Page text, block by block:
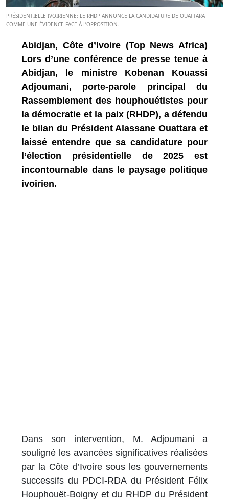
PRÉSIDENTIELLE IVOIRIENNE: LE RHDP ANNONCE LA CANDIDATURE DE OUATTARA
COMME UNE ÉVIDENCE FACE À L’OPPOSITION.
Abidjan, Côte d’Ivoire (Top News Africa)
Lors d’une conférence de presse tenue à
Abidjan, le ministre Kobenan Kouassi
Adjoumani, porte-parole principal du
Rassemblement des houphouétistes pour
la démocratie et la paix (RHDP), a défendu
le bilan du Président Alassane Ouattara et
laissé entendre que sa candidature pour
l’élection présidentielle de 2025 est
incontournable dans le paysage politique
ivoirien.
Dans son intervention, M. Adjoumani a
souligné les avancées significatives réalisées
par la Côte d’Ivoire sous les gouvernements
successifs du PDCI-RDA du Président Félix
Houphouët-Boigny et du RHDP du Président